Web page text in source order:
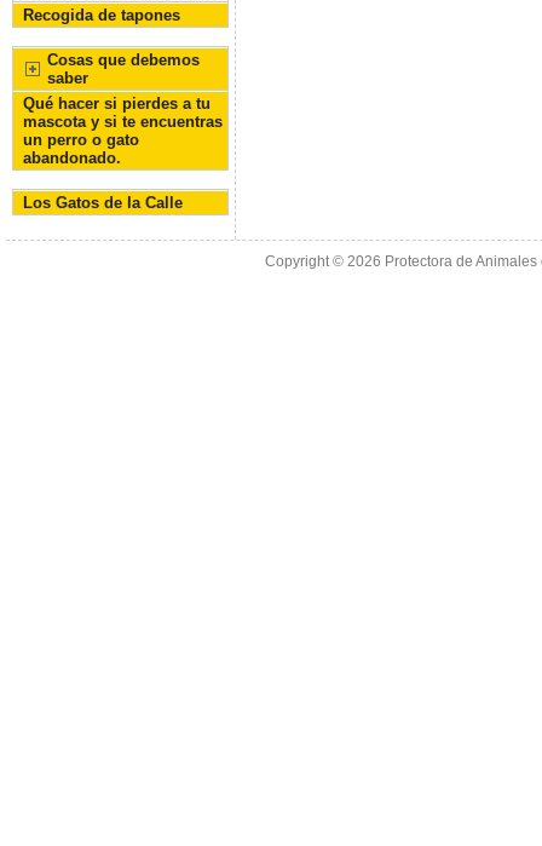
Recogida de tapones
Cosas que debemos
saber
Qué hacer si pierdes a tu
mascota y si te encuentras
un perro o gato
abandonado.
Los Gatos de la Calle
Copyright © 2026 Protectora de Animales